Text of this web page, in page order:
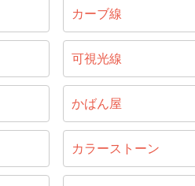
カーブ線
可視光線
かばん屋
カラーストーン